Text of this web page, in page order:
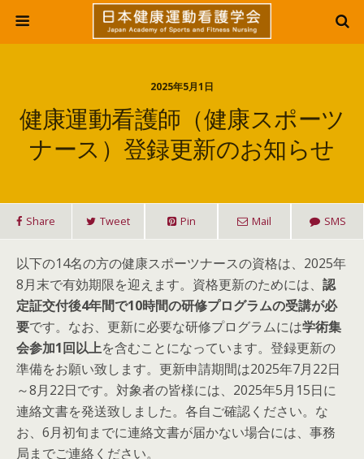
2025年5月1日
健康運動看護師（健康スポーツ
ナース）登録更新のお知らせ
Share Tweet Pin Mail SMS
以下の14名の方の健康スポーツナースの資格は、2025年
8月末で有効期限を迎えます。資格更新のためには、 認
定証交付後4年間で10時間の研修プログラムの受講が必
要です。なお、更新に必要な研修プログラムには学術集
会参加1回以上を含むことになっています。登録更新の
準備をお願い致します。更新申請期間は2025年7月22日
～8月22日です。対象者の皆様には、2025年5月15日に
連絡文書を発送致しました。各自ご確認ください。な
お、6月初旬までに連絡文書が届かない場合には、事務
局までご連絡ください。